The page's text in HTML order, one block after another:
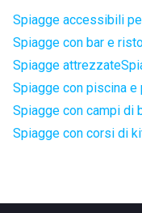
Spiagge accessibili
Spiagge con bar e
Spiagge attrezzate
Spiagge con piscina e
Spiagge con campi di
Spiagge con corsi di